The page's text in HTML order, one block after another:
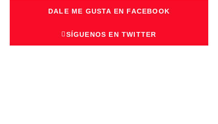
DALE ME GUSTA EN FACEBOOK
SÍGUENOS EN TWITTER